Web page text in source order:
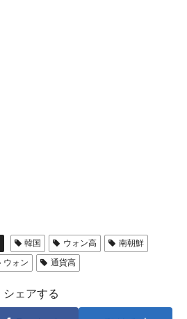
韓国 ウォン高
南朝鮮
ウォン 通貨高
シェアする